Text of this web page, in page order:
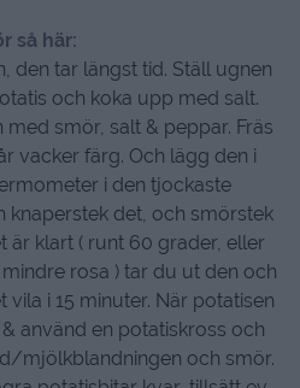
så här:
den tar längst tid. Ställ ugnen
och koka upp med salt.
med smör, salt & peppar. Fräs
vacker färg. Och lägg den i
i den tjockaste
knaperstek det, och smörstek
är klart ( runt 60 grader, eller
rosa ) tar du ut den och
vila i 15 minuter. När potatisen
använd en potatiskross och
mjölkblandningen och smör.